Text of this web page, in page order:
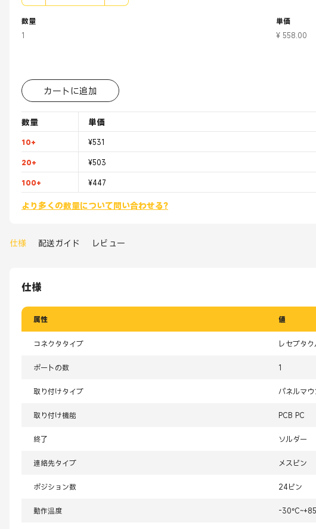
数量
1
単価
¥ 558.00
カートに追加
数量 単価
10+ ¥531
20+ ¥503
100+ ¥447
より多くの数量について問い合わせる?
仕様 配送ガイド レビュー
仕様
属性 値
コネクタタイプ レセプタク
ポートの数 1
取り付けタイプ パネルマウ
取り付け機能 PCB PC
終了 ソルダー
連絡先タイプ メスピン
ポジション数 24ピン
動作温度 -